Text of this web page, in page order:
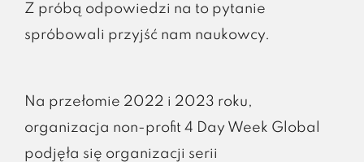
Z próbą odpowiedzi na to pytanie
spróbowali przyjść nam naukowcy.
Na przełomie 2022 i 2023 roku,
organizacja non-profit 4 Day Week Global
podjęła się organizacji serii